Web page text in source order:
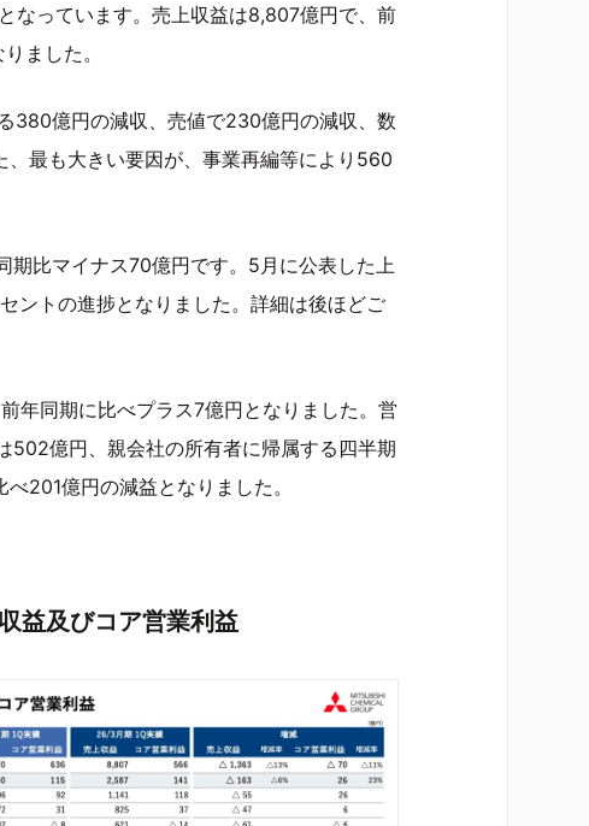
なっています。売上収益は8,807億円で、前
ました。
380億円の減収、売値で230億円の減収、数
最も大きい要因が、事業再編等により560
期比マイナス70億円です。5月に公表した上
ントの進捗となりました。詳細は後ほどご
年同期に比べプラス7億円となりました。営
502億円、親会社の所有者に帰属する四半期
201億円の減益となりました。
益及びコア営業利益